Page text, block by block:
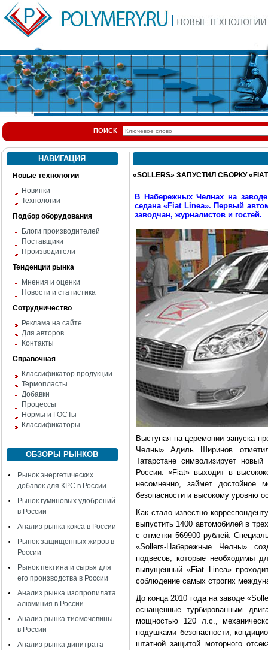
ПОИСК
НАВИГАЦИЯ
Новые технологии
Новинки
Технологии
Подбор оборудования
Блоги производителей
Поставщики
Производители
Тенденции рынка
Мнения и оценки
Новости и статистика
Сотрудничество
Реклама на сайте
Для авторов
Контакты
Справочная
Классификатор продукции
Термопласты
Добавки
Процессы
Нормы и ГОСТы
Классификаторы
ОБЗОРЫ РЫНКОВ
Рынок энергетических
добавок для КРС в России
Рынок гуминовых удобрений
в России
Анализ рынка кокса в России
Рынок защищенных жиров в
России
Рынок пектина и сырья для
его производства в России
Анализ рынка изопропилата
алюминия в России
Анализ рынка тиомочевины
в России
Анализ рынка динитрата
«SOLLERS» ЗАПУСТИЛ СБОРКУ
В Набережных Челнах на
седана «Fiat Linea». Первый
заводчан, журналистов и гостей.
Выступая на церемонии запуска
Челны» Адиль Ширинов
Татарстане символизирует
России. «Fiat» выходит в
несомненно, займет достойное
безопасности и высокому уровню
Как стало известно
выпустить 1400 автомобилей в
с отметки 569900 рублей.
«Sollers-Набережные Челны»
подвесов, которые необходимы
выпущенный «Fiat Linea»
соблюдение самых строгих
До конца 2010 года на заводе
оснащенные турбированным
мощностью 120 л.с.,
подушками безопасности,
штатной защитой моторного